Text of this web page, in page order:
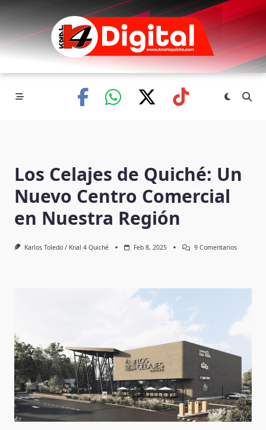
Skip
content
Los Celajes de Quiché: Un
Nuevo Centro Comercial
en Nuestra Región
Karlos Toledo / Knal 4 Quiché Feb 8, 2025 9 ComentariosEn
Centro
Comercial